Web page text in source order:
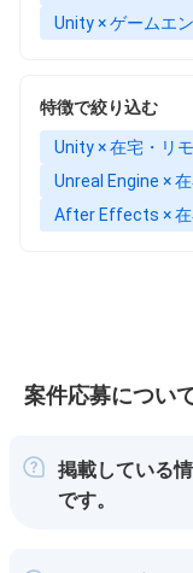
Unity × ゲームエ
特徴で絞り込む
Unity × 在宅・リ
Unreal Engine ×
After Effects × 在
案件応募につい
掲載している
です。